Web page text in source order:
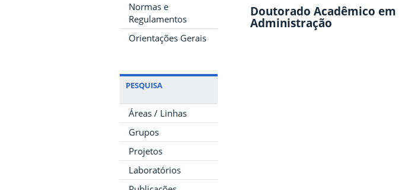
Normas e
Regulamentos
Orientações Gerais
PESQUISA
Áreas / Linhas
Grupos
Projetos
Laboratórios
Doutorado Acadêmico em
Administração